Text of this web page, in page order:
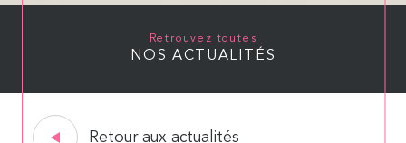
Retrouvez toutes
NOS ACTUALITÉS
Retour aux actualités